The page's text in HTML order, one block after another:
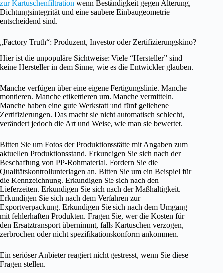
zur Kartuschenfiltration wenn Beständigkeit gegen Alterung,
Dichtungsintegrität und eine saubere Einbaugeometrie
entscheidend sind.
„Factory Truth“: Produzent, Investor oder Zertifizierungskino?
Hier ist die unpopuläre Sichtweise: Viele “Hersteller” sind
keine Hersteller in dem Sinne, wie es die Entwickler glauben.
Manche verfügen über eine eigene Fertigungslinie. Manche
montieren. Manche etikettieren um. Manche vermitteln.
Manche haben eine gute Werkstatt und fünf geliehene
Zertifizierungen. Das macht sie nicht automatisch schlecht,
verändert jedoch die Art und Weise, wie man sie bewertet.
Bitten Sie um Fotos der Produktionsstätte mit Angaben zum
aktuellen Produktionsstand. Erkundigen Sie sich nach der
Beschaffung von PP-Rohmaterial. Fordern Sie die
Qualitätskontrollunterlagen an. Bitten Sie um ein Beispiel für
die Kennzeichnung. Erkundigen Sie sich nach den
Lieferzeiten. Erkundigen Sie sich nach der Maßhaltigkeit.
Erkundigen Sie sich nach dem Verfahren zur
Exportverpackung. Erkundigen Sie sich nach dem Umgang
mit fehlerhaften Produkten. Fragen Sie, wer die Kosten für
den Ersatztransport übernimmt, falls Kartuschen verzogen,
zerbrochen oder nicht spezifikationskonform ankommen.
Ein seriöser Anbieter reagiert nicht gestresst, wenn Sie diese
Fragen stellen.